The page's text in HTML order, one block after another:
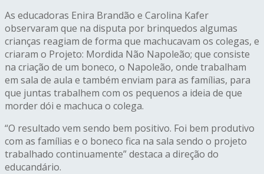
As educadoras Enira Brandão e Carolina Kafer
observaram que na disputa por brinquedos algumas
crianças reagiam de forma que machucavam os colegas, e
criaram o Projeto: Mordida Não Napoleão; que consiste
na criação de um boneco, o Napoleão, onde trabalham
em sala de aula e também enviam para as famílias, para
que juntas trabalhem com os pequenos a ideia de que
morder dói e machuca o colega.
“O resultado vem sendo bem positivo. Foi bem produtivo
com as famílias e o boneco fica na sala sendo o projeto
trabalhado continuamente” destaca a direção do
educandário.